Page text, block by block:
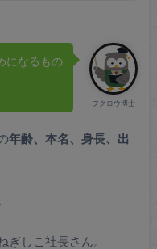
フクロウ博士
になるもの
年齢、本名、身長、出
しこ社長さん。